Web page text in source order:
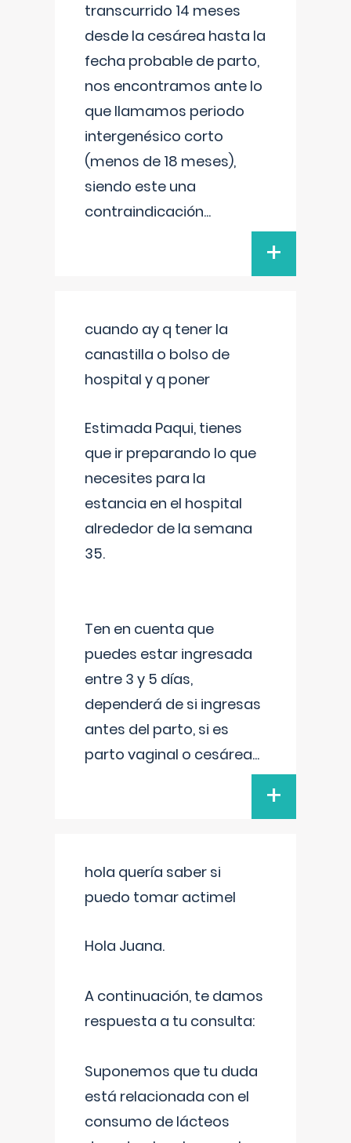
transcurrido 14 meses
desde la cesárea hasta la
fecha probable de parto,
nos encontramos ante lo
que llamamos periodo
intergenésico corto
(menos de 18 meses),
siendo este una
contraindicación...
+
cuando ay q tener la
canastilla o bolso de
hospital y q poner
Estimada Paqui, tienes
que ir preparando lo que
necesites para la
estancia en el hospital
alrededor de la semana
35.
Ten en cuenta que
puedes estar ingresada
entre 3 y 5 días,
dependerá de si ingresas
antes del parto, si es
parto vaginal o cesárea...
+
hola quería saber si
puedo tomar actimel
Hola Juana.
A continuación, te damos
respuesta a tu consulta:
Suponemos que tu duda
está relacionada con el
consumo de lácteos